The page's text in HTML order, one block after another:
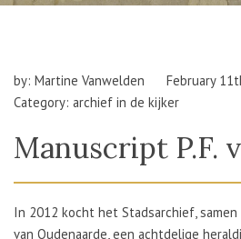
by: Martine Vanwelden
February
Category: archief in de kijker
Manuscript P.F.
In 2012 kocht het Stadsarchief,
van Oudenaarde, een achtdelige